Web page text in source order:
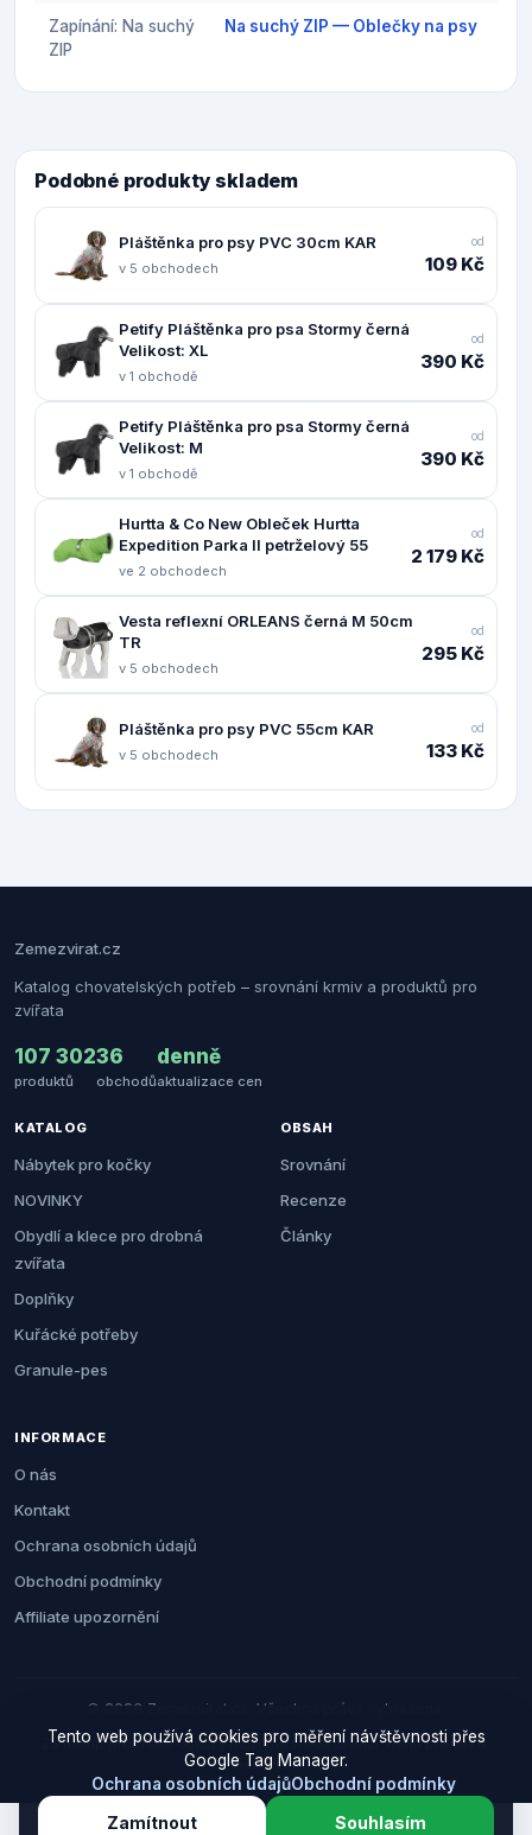
Zapínání: Na suchý
ZIP
Na suchý ZIP — Oblečky na psy
Podobné produkty skladem
Pláštěnka pro psy PVC 30cm KAR
v 5 obchodech
od
109 Kč
Petify Pláštěnka pro psa Stormy černá
Velikost: XL
v 1 obchodě
od
390 Kč
Petify Pláštěnka pro psa Stormy černá
Velikost: M
v 1 obchodě
od
390 Kč
Hurtta & Co New Obleček Hurtta
Expedition Parka II petrželový 55
ve 2 obchodech
od
2 179 Kč
Vesta reflexní ORLEANS černá M 50cm
TR
v 5 obchodech
od
295 Kč
Pláštěnka pro psy PVC 55cm KAR
v 5 obchodech
od
133 Kč
Zemezvirat.cz
Katalog chovatelských potřeb – srovnání krmiv a produktů pro
zvířata
107 302
produktů
36
obchodů
denně
aktualizace cen
KATALOG
Nábytek pro kočky
NOVINKY
Obydlí a klece pro drobná
zvířata
Doplňky
Kuřácké potřeby
Granule-pes
OBSAH
Srovnání
Recenze
Články
INFORMACE
O nás
Kontakt
Ochrana osobních údajů
Obchodní podmínky
Affiliate upozornění
© 2026 Zemezvirat.cz. Všechna práva vyhrazena.
Za nákup přes naše odkazy můžeme získat provizi. Cenu pro vás to
neovlivní.
Tento web používá cookies pro měření návštěvnosti přes
Google Tag Manager.
Ochrana osobních údajůObchodní podmínky
Zamítnout Souhlasím